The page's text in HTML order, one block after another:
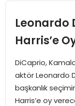
SIYASET
DÜNYA
SPOR
TEKNOLOJI
Leonardo
Harris’e
DiCaprio,
aktör Leonardo
başkanlık
Harris’e oy